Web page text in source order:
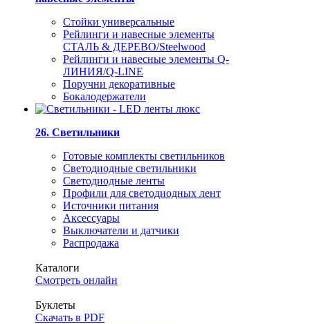
Стойки универсальные
Рейлинги и навесные элементы
СТАЛЬ & ДЕРЕВО/Steelwood
Рейлинги и навесные элементы Q-
ЛИНИЯ/Q-LINE
Поручни декоративные
Бокалодержатели
26. Светильники
Готовые комплекты светильников
Светодиодные светильники
Светодиодные ленты
Профили для светодиодных лент
Источники питания
Аксессуары
Выключатели и датчики
Распродажа
Каталоги
Смотреть онлайн
Буклеты
Скачать в PDF